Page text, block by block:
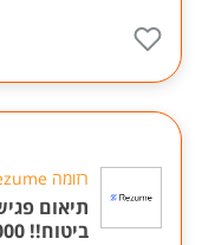
רזומה Rezume כח אדם והשמה
תיאום
ביטוח!! 9,000 ש"ח!